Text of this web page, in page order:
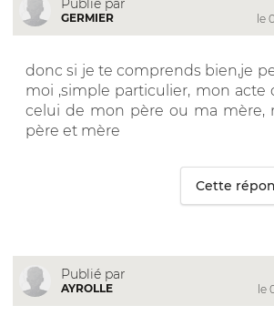
Publié par
GERMIER
le
donc si je te comprends bien,je
moi ,simple particulier, mon acte
celui de mon père ou ma mère,
père et mère
Cette
Publié par
AYROLLE
le